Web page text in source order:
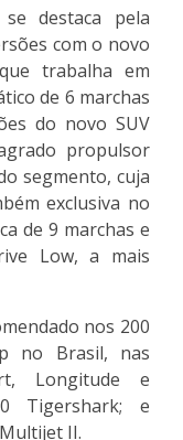
destaca pela
com o novo
trabalha em
de 6 marchas
do novo SUV
propulsor
segmento, cuja
exclusiva no
de 9 marchas e
Low, a mais
nos 200
no Brasil, nas
Longitude e
Tigershark; e
II.